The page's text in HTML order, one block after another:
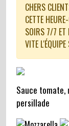
CHERS
CETTE
SOIRS 7/7 ET
VITE
Sauce
persillade